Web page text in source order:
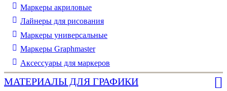
Маркеры акриловые
Лайнеры для рисования
Маркеры универсальные
Маркеры Graphmaster
Аксессуары для маркеров
МАТЕРИАЛЫ ДЛЯ ГРАФИКИ